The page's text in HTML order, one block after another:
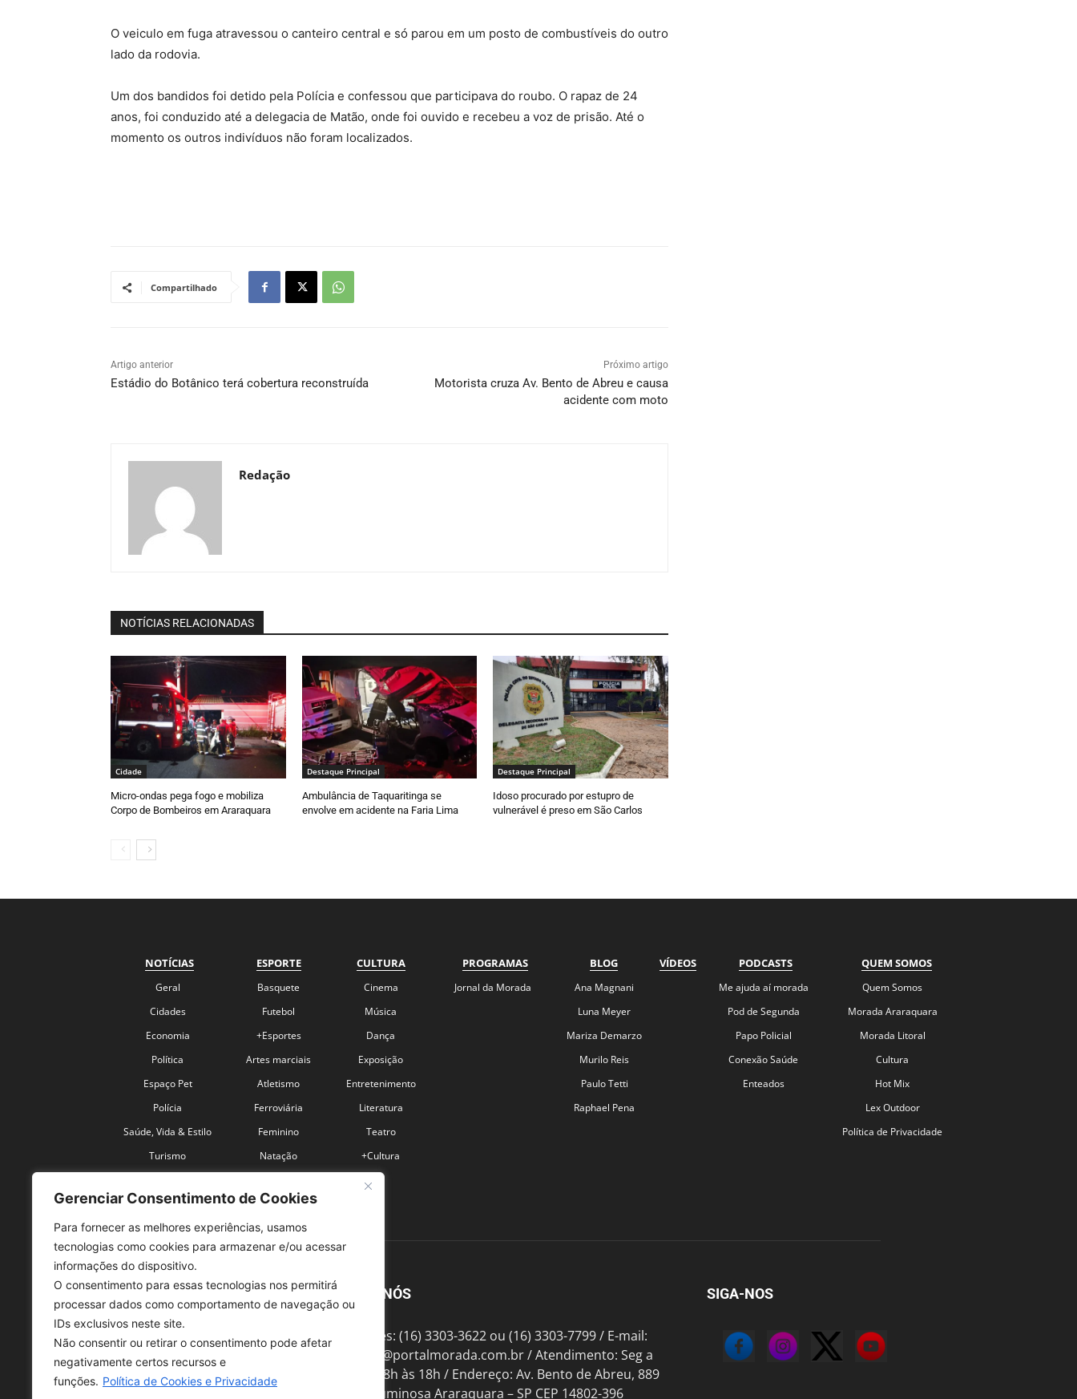
Gerenciar Consentimento de Cookies
Para fornecer as melhores experiências, usamos
tecnologias como cookies para armazenar e/ou acessar
informações do dispositivo.
O consentimento para essas tecnologias nos permitirá
processar dados como comportamento de navegação ou
IDs exclusivos neste site.
Não consentir ou retirar o consentimento pode afetar
negativamente certos recursos e
funções. Política de Cookies e Privacidade
O veiculo em fuga atravessou o canteiro central e só parou em um posto de combustíveis do outro
lado da rodovia.
Um dos bandidos foi detido pela Polícia e confessou que participava do roubo. O rapaz de 24
anos, foi conduzido até a delegacia de Matão, onde foi ouvido e recebeu a voz de prisão. Até o
momento os outros indivíduos não foram localizados.
Compartilhado
Artigo anterior
Estádio do Botânico terá cobertura reconstruída
Próximo artigo
Motorista cruza Av. Bento de Abreu e causa
acidente com moto
Redação
NOTÍCIAS RELACIONADAS
Cidade
Micro-ondas pega fogo e mobiliza
Corpo de Bombeiros em Araraquara
Destaque Principal
Ambulância de Taquaritinga se
envolve em acidente na Faria Lima
Destaque Principal
Idoso procurado por estupro de
vulnerável é preso em São Carlos
NOTÍCIAS
Geral
Cidades
Economia
Política
Espaço Pet
Polícia
Saúde, Vida & Estilo
Turismo
ESPORTE
Basquete
Futebol
+Esportes
Artes marciais
Atletismo
Ferroviária
Feminino
Natação
CULTURA
Cinema
Música
Dança
Exposição
Entretenimento
Literatura
Teatro
+Cultura
PROGRAMAS
Jornal da Morada
BLOG
Ana Magnani
Luna Meyer
Mariza Demarzo
Murilo Reis
Paulo Tetti
Raphael Pena
VÍDEOS PODCASTS
Me ajuda aí morada
Pod de Segunda
Papo Policial
Conexão Saúde
Enteados
QUEM SOMOS
Quem Somos
Morada Araraquara
Morada Litoral
Cultura
Hot Mix
Lex Outdoor
Política de Privacidade
SOBRE NÓS
Telefones: (16) 3303-3622 ou (16) 3303-7799 / E-mail:
contato@portalmorada.com.br/ Atendimento: Seg a
Sex das 8h às 18h / Endereço: Av. Bento de Abreu, 889
Fonte Luminosa Araraquara – SP CEP 14802-396
SIGA-NOS